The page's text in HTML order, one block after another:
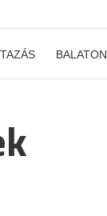
BALATON